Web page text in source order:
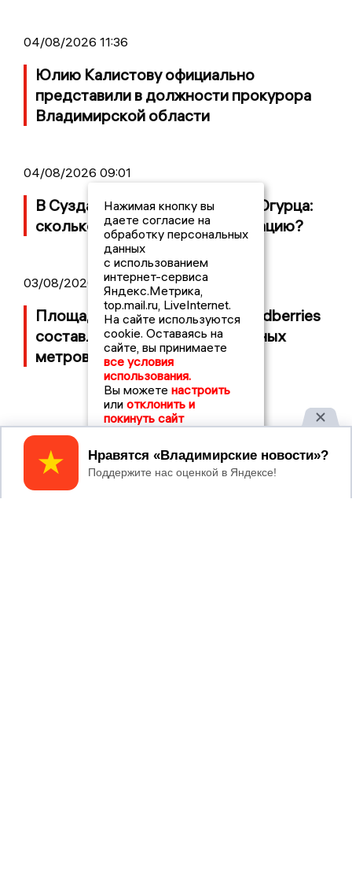
04/08/2026 11:36
Юлию Калистову официально
представили в должности прокурора
Владимирской области
04/08/2026 09:01
В Суздале прошёл Фестиваль Огурца:
сколько потратили на организацию?
03/08/2026 14:13
Площадь пожара на складе Wildberries
составляет 100 тысяч квадратных
метров
ВЛАДИМИРСКИЕ
НОВОСТИ
2017 © NEWSVLADIMIR.RU | СИ
«Информационное агентство
Нажимая кнопку вы
даете согласие на
обработку персональных
данных
с использованием
интернет-сервиса
Яндекс.Метрика,
top.mail.ru, LiveInternet.
На сайте используются
cookie. Оставаясь на
сайте, вы принимаете
все условия
использования.
Вы можете настроить
или отклонить и
покинуть сайт
Принять